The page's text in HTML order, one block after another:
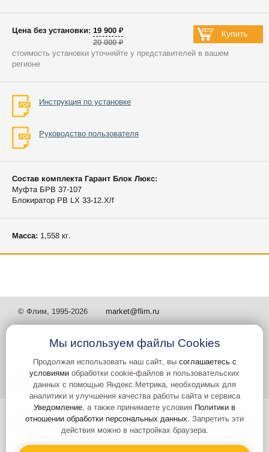
Цена без установки: 19 900 ₽
20 000 ₽
стоимость установки уточняйте у представителей в вашем
регионе
Инструкция по установке
Руководство пользователя
Состав комплекта Гарант Блок Люкс:
Муфта БРВ 37-107
Блокиратор РВ LX 33-12.X/f
Масса: 1,558 кг.
© Флим, 1995-2026 market@flim.ru
Задать вопрос Контакты
Интернет-сайт носит информационный характер и не является
публичной офертой, которая определяется положениями статьи 437
Гражданского кодекса РФ. Информация о характеристиках и
стоимости товаров, указанных на сайте, условия доставки может
Мы используем файлы Cookies
Продолжая использовать наш сайт, вы соглашаетесь с
условиями обработки cookie-файлов и пользовательских
данных с помощью Яндекс.Метрика, необходимых для
аналитики и улучшения качества работы сайта и сервиса
Уведомление, а также принимаете условия Политики в
отношении обработки персональных данных. Запретить эти
действия можно в настройках браузера.